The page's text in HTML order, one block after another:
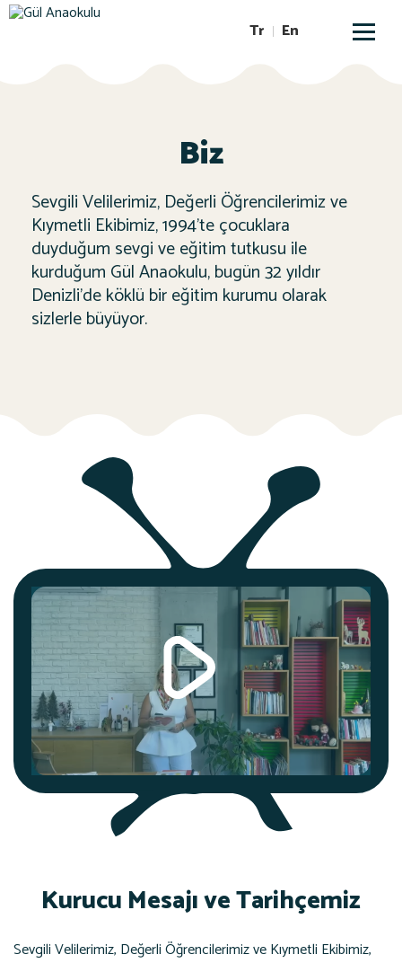
Tr En
Biz
Sevgili Velilerimiz, Değerli Öğrencilerimiz ve
Kıymetli Ekibimiz, 1994’te çocuklara
duyduğum sevgi ve eğitim tutkusu ile
kurduğum Gül Anaokulu, bugün 32 yıldır
Denizli’de köklü bir eğitim kurumu olarak
sizlerle büyüyor.
Kurucu Mesajı ve Tarihçemiz
Sevgili Velilerimiz, Değerli Öğrencilerimiz ve Kıymetli Ekibimiz,